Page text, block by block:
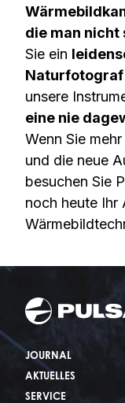
die man nicht
Sie ein
Naturfotograf
unsere
eine nie
Wenn Sie
und die neue
besuchen Sie
noch heute Ihr
JOURNAL
AKTUELLES
SERVICE